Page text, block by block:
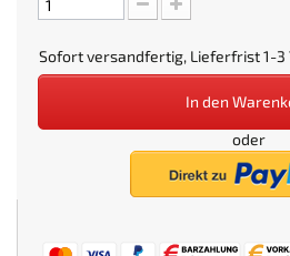
Sofort versandfertig, Lieferfrist 1-3
In den
oder